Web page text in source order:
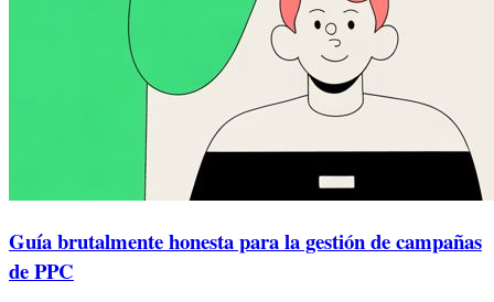
Guía brutalmente honesta para la gestión de campañas
de PPC